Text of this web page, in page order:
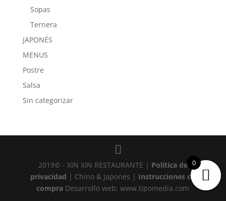
Sopas
Ternera
JAPONÉS
MENUS
Postre
Salsa
Sin categorizar
2019© - XIN XIN RESTAURANTE | Política de
privacidad | Chino & Japonés | Instrucciones de
compra Desarrollo web:www.tipomedia.com
0